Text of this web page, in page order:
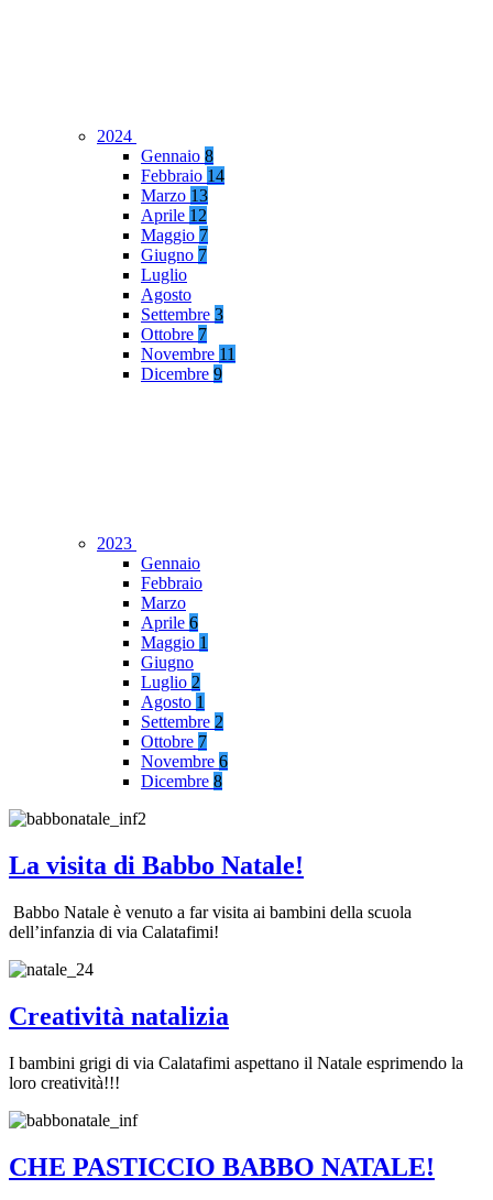
2024
Gennaio 8
Febbraio 14
Marzo 13
Aprile 12
Maggio 7
Giugno 7
Luglio
Agosto
Settembre 3
Ottobre 7
Novembre 11
Dicembre 9
2023
Gennaio
Febbraio
Marzo
Aprile 6
Maggio 1
Giugno
Luglio 2
Agosto 1
Settembre 2
Ottobre 7
Novembre 6
Dicembre 8
La visita di Babbo Natale!
Babbo Natale è venuto a far visita ai bambini della scuola
dell’infanzia di via Calatafimi!
Creatività natalizia
I bambini grigi di via Calatafimi aspettano il Natale esprimendo la
loro creatività!!!
CHE PASTICCIO BABBO NATALE!